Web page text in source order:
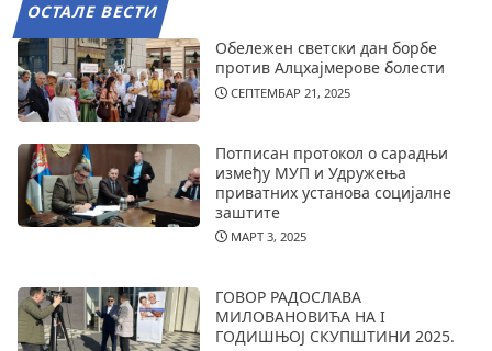
ОСТАЛЕ ВЕСТИ
Обележен светски дан борбе
против Алцхајмерове болести
СЕПТЕМБАР 21, 2025
Потписан протокол о сарадњи
између МУП и Удружења
приватних установа социјалне
заштите
МАРТ 3, 2025
ГОВОР РАДОСЛАВА
МИЛОВАНОВИЋА НА I
ГОДИШЊОЈ СКУПШТИНИ 2025.